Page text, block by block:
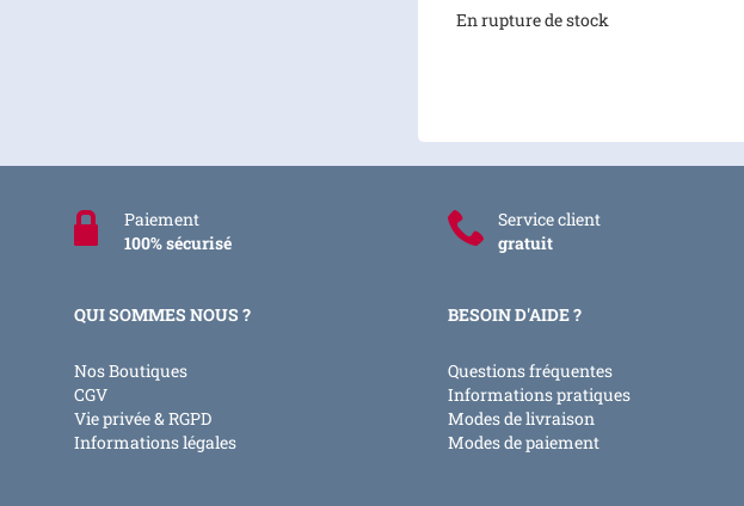
En rupture de stock
Paiement
100% sécurisé
Service client
gratuit
QUI SOMMES NOUS ?
Nos Boutiques
CGV
Vie privée & RGPD
Informations légales
BESOIN D'AIDE ?
Questions fréquentes
Informations pratiques
Modes de livraison
Modes de paiement